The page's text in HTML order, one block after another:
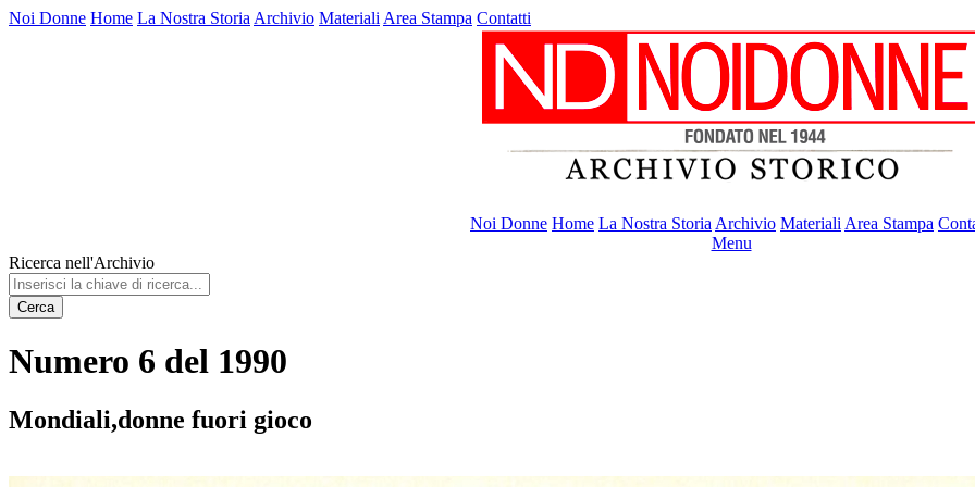
Noi Donne Home La Nostra Storia Archivio Materiali Area Stampa Contatti
Noi Donne Home La Nostra Storia Archivio Materiali Area Stampa
Menu
Ricerca nell'Archivio
Cerca
Numero 6 del 1990
Mondiali,donne fuori gioco